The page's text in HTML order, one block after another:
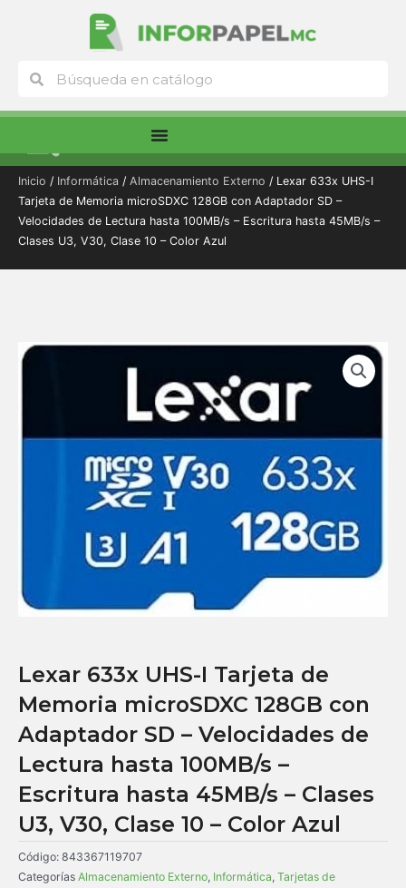
Buscar
Inicio / Informática / Almacenamiento Externo / Lexar 633x UHS-I
Tarjeta de Memoria microSDXC 128GB con Adaptador SD –
Velocidades de Lectura hasta 100MB/s – Escritura hasta 45MB/s –
Clases U3, V30, Clase 10 – Color Azul
Lexar 633x UHS-I Tarjeta de
Memoria microSDXC 128GB con
Adaptador SD – Velocidades de
Lectura hasta 100MB/s –
Escritura hasta 45MB/s – Clases
U3, V30, Clase 10 – Color Azul
Código: 843367119707
Categorías Almacenamiento Externo, Informática, Tarjetas de